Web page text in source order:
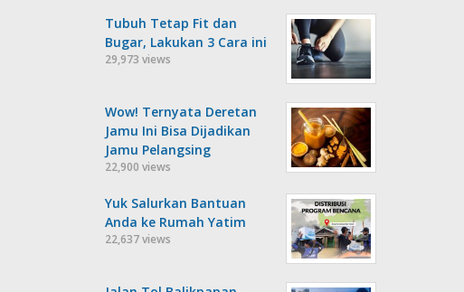
Tubuh Tetap Fit dan
Bugar, Lakukan 3 Cara ini
29,973 views
Wow! Ternyata Deretan
Jamu Ini Bisa Dijadikan
Jamu Pelangsing
22,900 views
Yuk Salurkan Bantuan
Anda ke Rumah Yatim
22,637 views